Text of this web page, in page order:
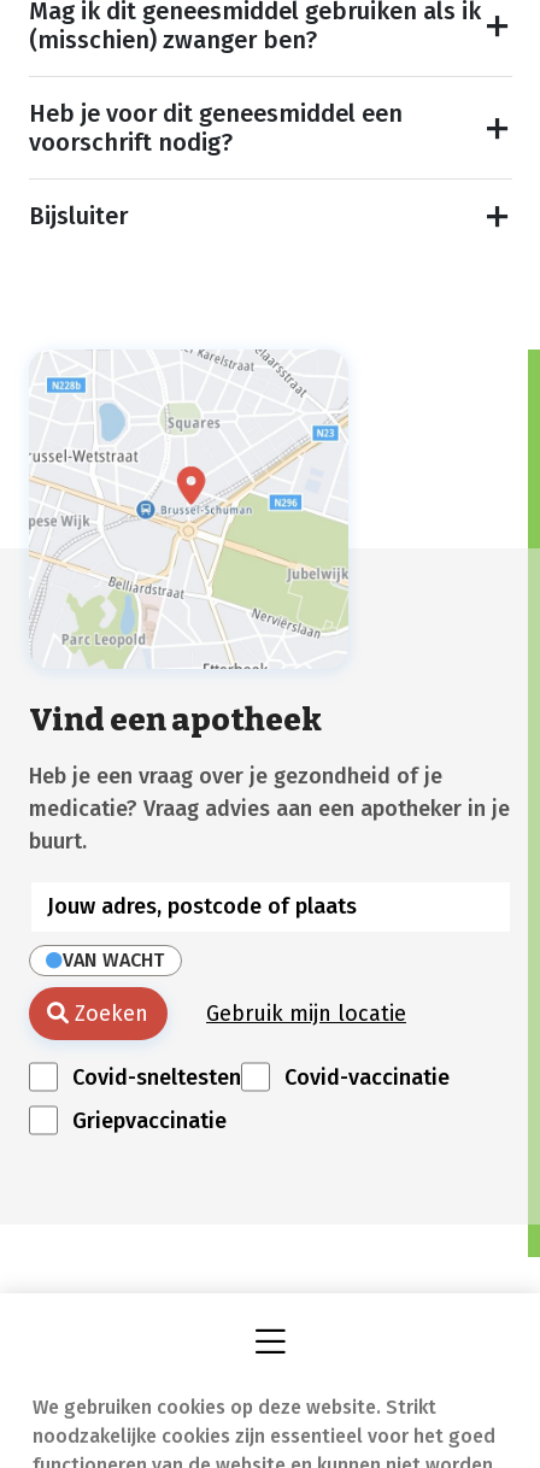
We gebruiken cookies op deze website. Strikt
noodzakelijke cookies zijn essentieel voor het goed
Mag ik dit geneesmiddel gebruiken als ik
(misschien) zwanger ben?
Heb je voor dit geneesmiddel een
voorschrift nodig?
Bijsluiter
Vind een apotheek
Heb je een vraag over je gezondheid of je
medicatie? Vraag advies aan een apotheker in je
buurt.
VAN WACHT
Zoeken Gebruik mijn locatie
Covid-sneltesten
Covid-vaccinatie
Griepvaccinatie
Vind een apotheek
Onze expertise
In geval van nood
Contact